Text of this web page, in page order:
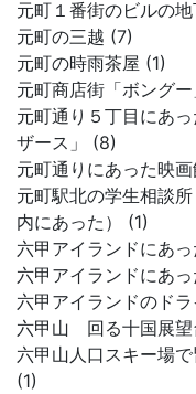
元町１番街のビルの
元町の三越 (7)
元町の時雨茶屋 (1)
元町商店街「ボング
元町通り５丁目にあ
ザース」 (8)
元町通りにあった映
元町駅北の学生相談
内にあった） (1)
六甲アイランドにあ
六甲アイランドにあ
六甲アイランドのド
六甲山 回る十国展望
六甲山人口スキー場
(1)